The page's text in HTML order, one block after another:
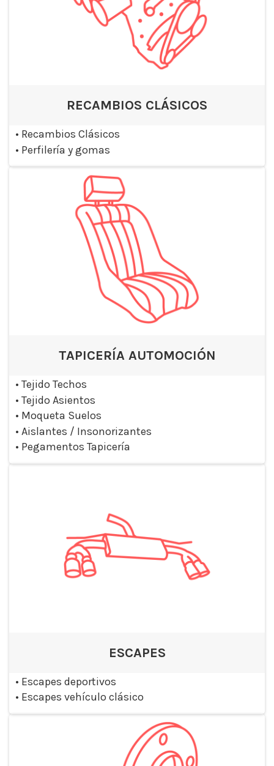
RECAMBIOS CLÁSICOS
• Recambios Clásicos
• Perfilería y gomas
TAPICERÍA AUTOMOCIÓN
• Tejido Techos
• Tejido Asientos
• Moqueta Suelos
• Aislantes / Insonorizantes
• Pegamentos Tapicería
ESCAPES
• Escapes deportivos
• Escapes vehículo clásico